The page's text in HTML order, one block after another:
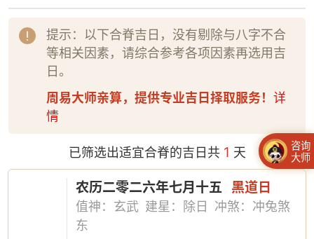
提示：以下合脊吉日，没有剔除与八字不合
等相关因素，请综合参考各项因素再选用吉
日。
周易大师亲算，提供专业吉日择取服务！ 详
情
已筛选出适宜合脊的吉日共1 天
农历二零二六年七月十五 黑道日
值神：玄武 建星：除日
冲煞：冲兔煞
东
咨询
大师